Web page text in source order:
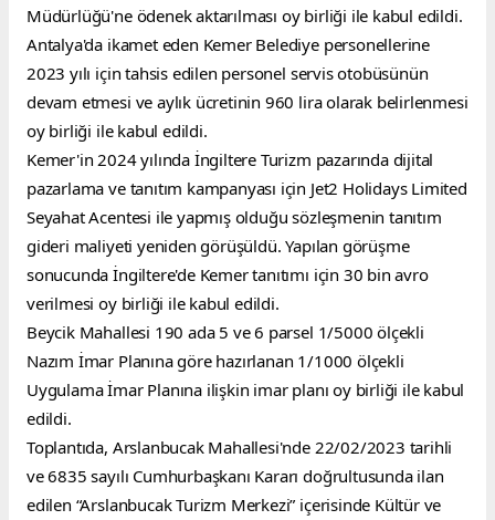
Müdürlüğü'ne ödenek aktarılması oy birliği ile kabul edildi.
Antalya'da ikamet eden Kemer Belediye personellerine
2023 yılı için tahsis edilen personel servis otobüsünün
devam etmesi ve aylık ücretinin 960 lira olarak belirlenmesi
oy birliği ile kabul edildi.
Kemer'in 2024 yılında İngiltere Turizm pazarında dijital
pazarlama ve tanıtım kampanyası için Jet2 Holidays Limited
Seyahat Acentesi ile yapmış olduğu sözleşmenin tanıtım
gideri maliyeti yeniden görüşüldü. Yapılan görüşme
sonucunda İngiltere'de Kemer tanıtımı için 30 bin avro
verilmesi oy birliği ile kabul edildi.
Beycik Mahallesi 190 ada 5 ve 6 parsel 1/5000 ölçekli
Nazım İmar Planına göre hazırlanan 1/1000 ölçekli
Uygulama İmar Planına ilişkin imar planı oy birliği ile kabul
edildi.
Toplantıda, Arslanbucak Mahallesi'nde 22/02/2023 tarihli
ve 6835 sayılı Cumhurbaşkanı Kararı doğrultusunda ilan
edilen “Arslanbucak Turizm Merkezi” içerisinde Kültür ve